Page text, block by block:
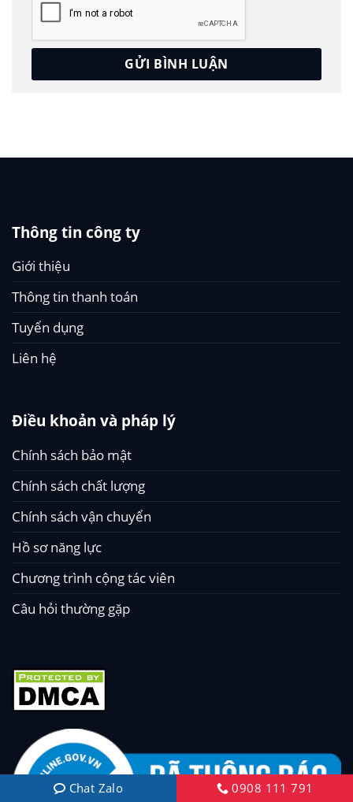
Thông tin công ty
Giới thiệu
Thông tin thanh toán
Tuyển dụng
Liên hệ
Điều khoản và pháp lý
Chính sách bảo mật
Chính sách chất lượng
Chính sách vận chuyển
Hồ sơ năng lực
Chương trình cộng tác viên
Câu hỏi thường gặp
Chat Zalo 0908 111 791